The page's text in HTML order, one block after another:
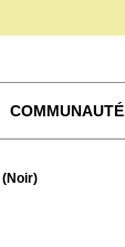
COMMUNAUTÉ